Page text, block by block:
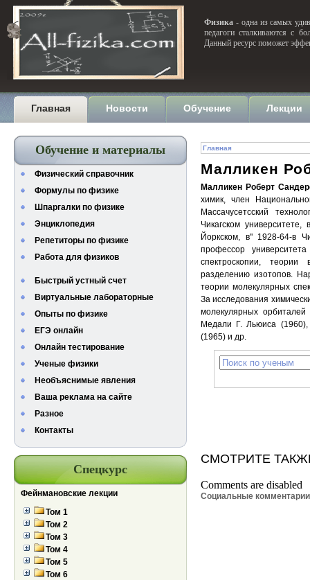
Физика - одна из самых
педагоги сталкиваются с
Данный ресурс поможет
Главная Новости Обучение Лекции
Обучение и материалы
Физический справочник
Формулы по физике
Шпаргалки по физике
Энциклопедия
Репетиторы по физике
Работа для физиков
Быстрый устный счет
Виртуальные лабораторные
Опыты по физике
ЕГЭ онлайн
Онлайн тестирование
Ученые физики
Необъяснимые явления
Ваша реклама на сайте
Разное
Контакты
Спецкурс
Фейнмановские лекции
Том 1
Том 2
Том 3
Том 4
Том 5
Том 6
Главная
Малликен
Малликен Роберт
химик, член
Массачусетсский
Чикагском
Йоркском, в" 1928-64-
профессор
спектроскопии, теории
разделению изотопов.
теории молекулярных
За исследования
молекулярных
Медали Г. Льюиса
(1965) и др.
СМОТРИТЕ
Comments are disabled
Социальные